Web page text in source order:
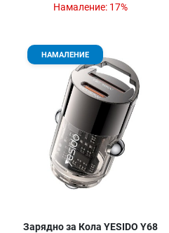
Намаление: 17%
Добави в любими
Сравни продукт
НАМАЛЕНИЕ
Зарядно за Кола YESIDO Y68